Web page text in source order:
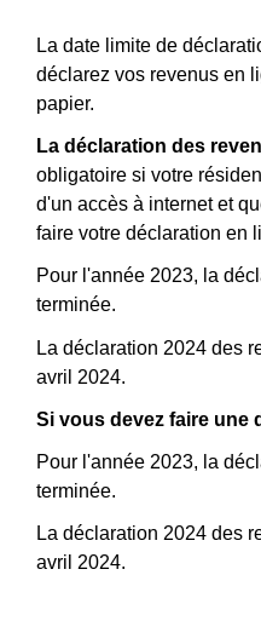
La date limite de
déclarez vos revenus en
papier.
La déclaration des
obligatoire si votre
d'un accès à internet et
faire votre déclaration en
Pour l'année 2023, la
terminée.
La déclaration 2024 des
avril 2024.
Si vous devez faire une
Pour l'année 2023, la
terminée.
La déclaration 2024 des
avril 2024.